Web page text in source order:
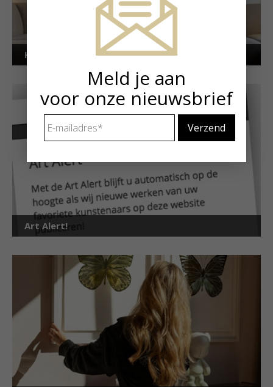
Kunstuitleen voor particulieren
Art Alert!
Meld je aan
voor onze nieuwsbrief
mailadres *